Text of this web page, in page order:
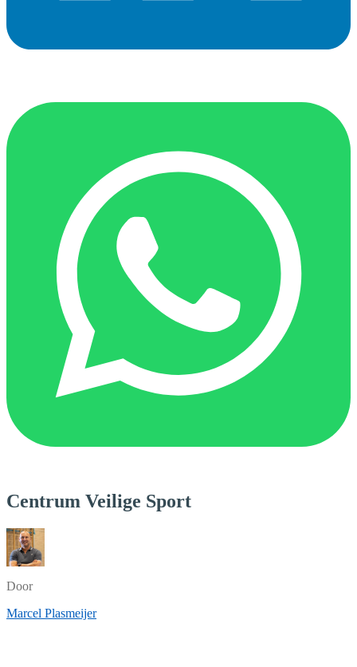
Centrum Veilige Sport
Door
Marcel Plasmeijer